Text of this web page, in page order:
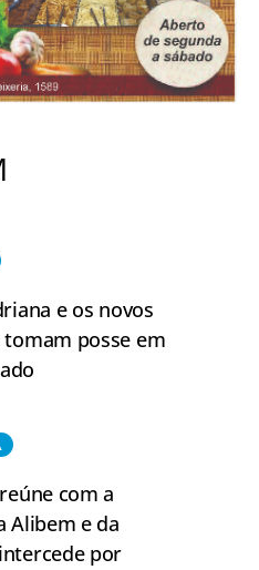
e os novos
posse em
com a
Alibem e da
por